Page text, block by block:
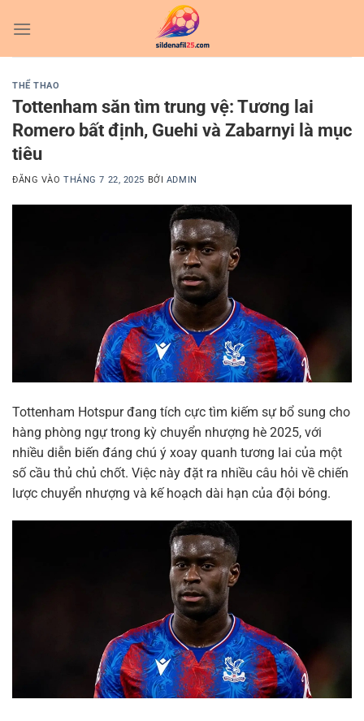
qua
THỂ THAO
Tottenham săn tìm trung vệ: Tương lai
Romero bất định, Guehi và Zabarnyi là mục
tiêu
ĐĂNG VÀOTHÁNG 7 22, 2025 BỞI ADMIN
Tottenham Hotspur đang tích cực tìm kiếm sự bổ sung cho
hàng phòng ngự trong kỳ chuyển nhượng hè 2025, với
nhiều diễn biến đáng chú ý xoay quanh tương lai của một
số cầu thủ chủ chốt. Việc này đặt ra nhiều câu hỏi về chiến
lược chuyển nhượng và kế hoạch dài hạn của đội bóng.